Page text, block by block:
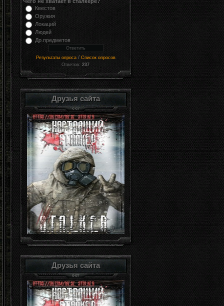
Квестов
Оружия
Локаций
Людей
Др.предметов
Результаты опроса / Список опросов
Ответов:237
Друзья сайта
Друзья сайта